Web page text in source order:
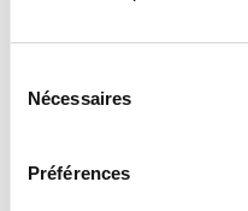
Nécessaires
Préférences
Février